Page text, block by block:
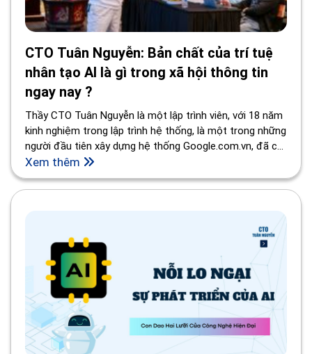
CTO Tuân Nguyễn: Bản chất của trí tuệ
nhân tạo AI là gì trong xã hội thông tin
ngay nay ?
Thầy CTO Tuân Nguyễn là một lập trình viên, với 18 năm
kinh nghiệm trong lập trình hệ thống, là một trong những
người đầu tiên xây dựng hệ thống Google.com.vn, đã có
hơn 10 năm làm việc với Google, cộng thêm hai năm làm
việc cho tập đoàn IBM, và tham gia những dự án lớn.
Xem thêm